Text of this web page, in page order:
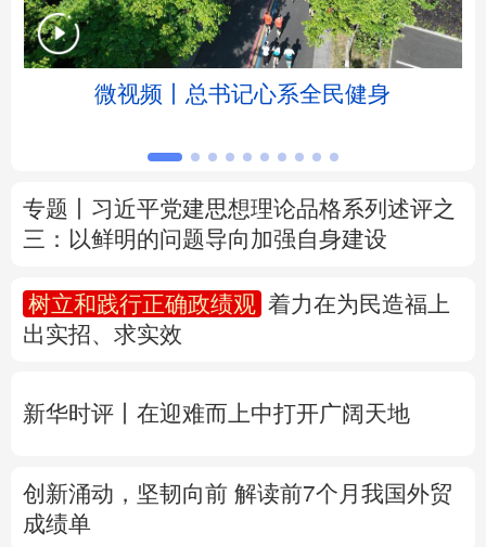
北京 天津 河北 山西
辽宁 吉林 上海 江苏
广东 广西 海南
四川 贵州 云南 西藏
陕西 甘肃
新疆 内蒙古 黑龙江
多语种频道
微视频丨总书记心系全民健身
专题丨 习近平党建思想理论品格系列述评之
三：以鲜明的问题导向加强自身建设
树立和践行正确政绩观
着力在为民造福上
出实招、求实效
新华时评丨在迎难而上中打开广阔天地
创新涌动，坚韧向前 解读前7个月我国外贸
成绩单